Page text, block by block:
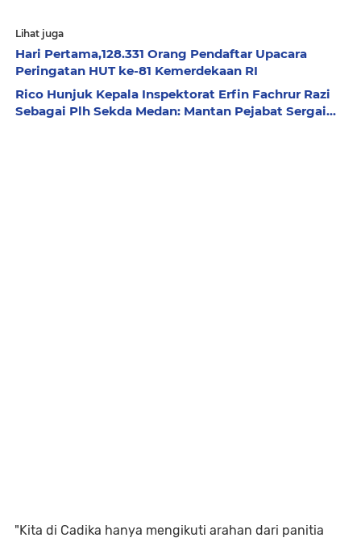
Lihat juga
Hari Pertama,128.331 Orang Pendaftar Upacara
Peringatan HUT ke-81 Kemerdekaan RI
Rico Hunjuk Kepala Inspektorat Erfin Fachrur Razi
Sebagai Plh Sekda Medan: Mantan Pejabat Sergai...
"Kita di Cadika hanya mengikuti arahan dari panitia